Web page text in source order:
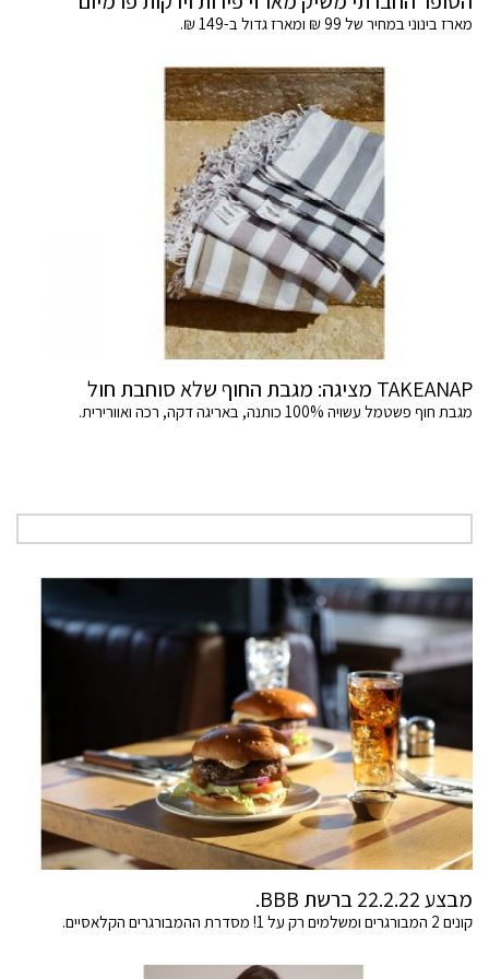
מארז בינוני במחיר של 99 ₪ ומארז גדול ב-149 ₪.
TAKEANAP מציגה: מגבת החוף שלא סוחבת חול
מגבת חוף פשטמל עשויה 100% כותנה, באריגה דקה, רכה ואוורירית.
מבצע 22.2.22 ברשת BBB.
קונים 2 המבורגרים ומשלמים רק על 1! מסדרת ההמבורגרים הקלאסיים.